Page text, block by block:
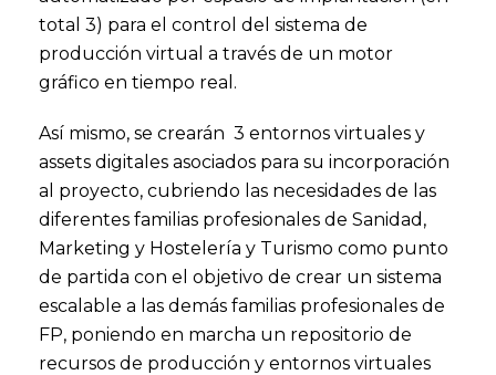
total 3) para el control del sistema de
producción virtual a través de un motor
gráfico en tiempo real.
Así mismo, se crearán 3 entornos virtuales y
assets digitales asociados para su incorporación
al proyecto, cubriendo las necesidades de las
diferentes familias profesionales de Sanidad,
Marketing y Hostelería y Turismo como punto
de partida con el objetivo de crear un sistema
escalable a las demás familias profesionales de
FP, poniendo en marcha un repositorio de
recursos de producción y entornos virtuales